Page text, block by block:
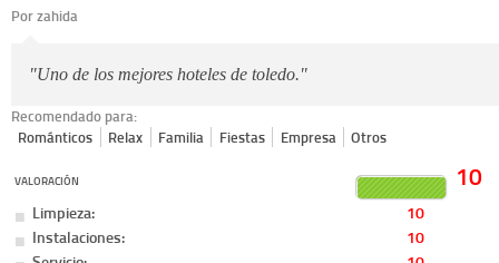
Por zahida
"Uno de los mejores hoteles de toledo."
Recomendado para:
Románticos
Relax Familia Fiestas Empresa Otros
VALORACIÓN 10
Limpieza:
10
Instalaciones:
10